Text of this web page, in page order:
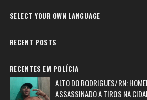
SELECT YOUR OWN LANGUAGE
RECENT POSTS
RECENTES EM POLÍCIA
ALTO DO RODRIGUES/RN:
ASSASSINADO A TIROS NA